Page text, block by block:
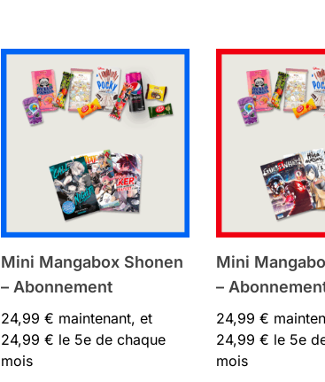
Mini Mangabox Shonen
– Abonnement
24,99€ maintenant, et
24,99€ le 5e de chaque
mois
Mini
–
24,99 €
24,99 € le 5e
mois